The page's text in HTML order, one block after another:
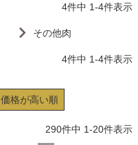
4件中 1-4件表示
その他肉
4件中 1-4件表示
価格が高い順
290件中 1-20件表示